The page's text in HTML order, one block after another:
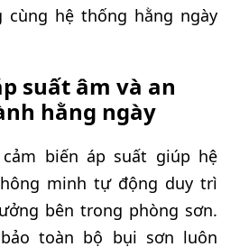
cùng hệ thống hằng ngày
suất âm và an
hằng ngày
biến áp suất giúp hệ
minh tự động duy trì
bên trong phòng sơn.
toàn bộ bụi sơn luôn